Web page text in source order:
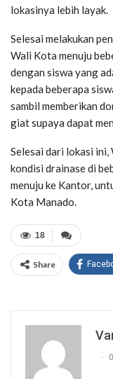
lokasinya lebih layak.
Selesai melakukan
Wali Kota menuju
dengan siswa yang
kepada beberapa
sambil memberikan
giat supaya dapat
Selesai dari lokasi
kondisi drainase di
menuju ke Kantor,
Kota Manado.
18
Share